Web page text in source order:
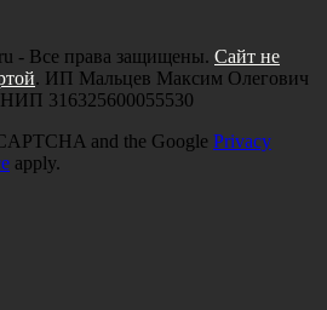
- Все права защищены. Сайт не
. ИП Мальцев Максим Олегович
316325600055530
and the Google Privacy
apply.